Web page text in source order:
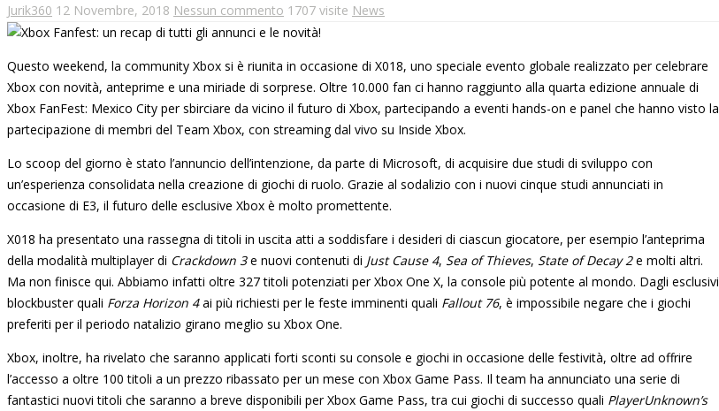
Jurik360 12 Novembre, 2018 Nessun commento 1707 visite News
Questo weekend, la community Xbox si è riunita in occasione di X018, uno speciale evento globale realizzato per celebrare
Xbox con novità, anteprime e una miriade di sorprese. Oltre 10.000 fan ci hanno raggiunto alla quarta edizione annuale di
Xbox FanFest: Mexico City per sbirciare da vicino il futuro di Xbox, partecipando a eventi hands-on e panel che hanno visto la
partecipazione di membri del Team Xbox, con streaming dal vivo su Inside Xbox.
Lo scoop del giorno è stato l’annuncio dell’intenzione, da parte di Microsoft, di acquisire due studi di sviluppo con
un’esperienza consolidata nella creazione di giochi di ruolo. Grazie al sodalizio con i nuovi cinque studi annunciati in
occasione di E3, il futuro delle esclusive Xbox è molto promettente.
X018 ha presentato una rassegna di titoli in uscita atti a soddisfare i desideri di ciascun giocatore, per esempio l’anteprima
della modalità multiplayer di Crackdown 3e nuovi contenuti di Just Cause 4, Sea of Thieves, State of Decay 2e molti altri.
Ma non finisce qui. Abbiamo infatti oltre 327 titoli potenziati per Xbox One X, la console più potente al mondo. Dagli esclusivi
blockbuster quali Forza Horizon 4ai più richiesti per le feste imminenti quali Fallout 76, è impossibile negare che i giochi
preferiti per il periodo natalizio girano meglio su Xbox One.
Xbox, inoltre, ha rivelato che saranno applicati forti sconti su console e giochi in occasione delle festività, oltre ad offrire
l’accesso a oltre 100 titoli a un prezzo ribassato per un mese con Xbox Game Pass. Il team ha annunciato una serie di
fantastici nuovi titoli che saranno a breve disponibili per Xbox Game Pass, tra cui giochi di successo quali PlayerUnknown’s